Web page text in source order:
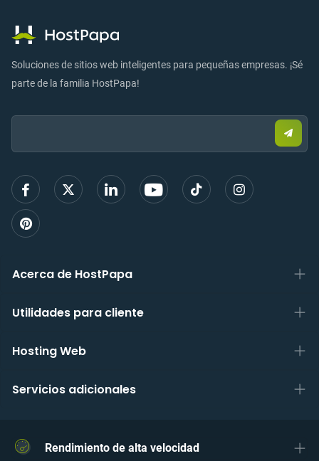
Soluciones de sitios web inteligentes para pequeñas empresas. ¡Sé
parte de la familia HostPapa!
Email:
para
Acerca de HostPapa
Utilidades para cliente
Hosting Web
Servicios adicionales
Rendimiento de alta velocidad